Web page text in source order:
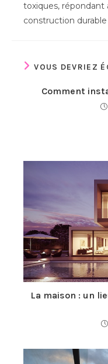
toxiques, répondant
construction
VOUS DEVRIEZ
Comment
La maison : un